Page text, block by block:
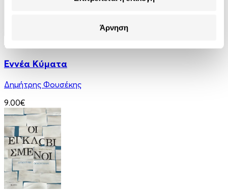
Άρνηση
Audiobook
Εννέα Κύματα
Δημήτρης Φουσέκης
9.00€